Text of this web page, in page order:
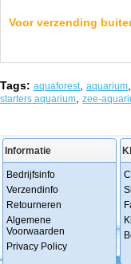
Voor verzending
Tags: aquaforest aquarium
starters aquarium zee-
Informatie
Bedrijfsinfo
Verzendinfo
Retourneren
Algemene
Voorwaarden
Privacy Policy